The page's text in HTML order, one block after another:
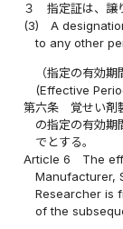
３
指定証は、譲
(3)
A
to any other
（指定の有効期
(Effective
第六条
覚せい剤
の指定の有効期
でとする。
Article 6
The
Manufacturer,
Researcher is
of the